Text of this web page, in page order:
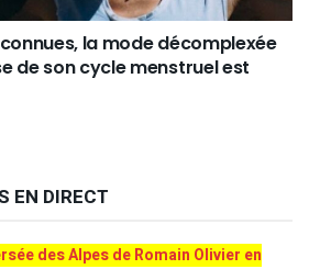
la mode décomplexée
de son cycle menstruel est
EN DIRECT
des Alpes de Romain Olivier en